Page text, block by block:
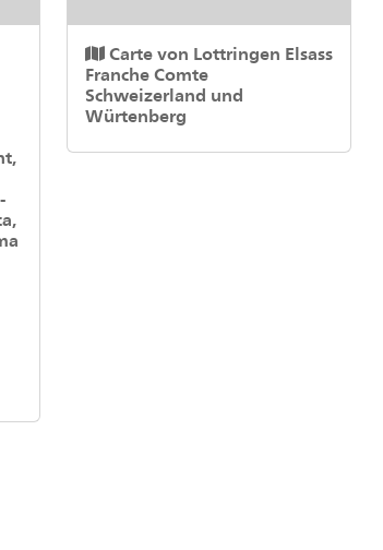
Carte von Lottringen Elsass
Franche Comte
Schweizerland und
Würtenberg